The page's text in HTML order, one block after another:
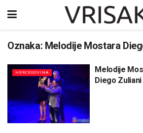
Oznaka: Melodije Mostara
HERCEGOVINA
Melodije
Diego Zuliani